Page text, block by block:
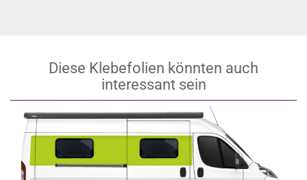
Diese Klebefolien könnten auch
interessant sein